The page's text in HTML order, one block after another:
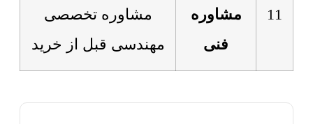
11
مشاوره
فنی
مشاوره تخصصی
مهندسی قبل از خرید